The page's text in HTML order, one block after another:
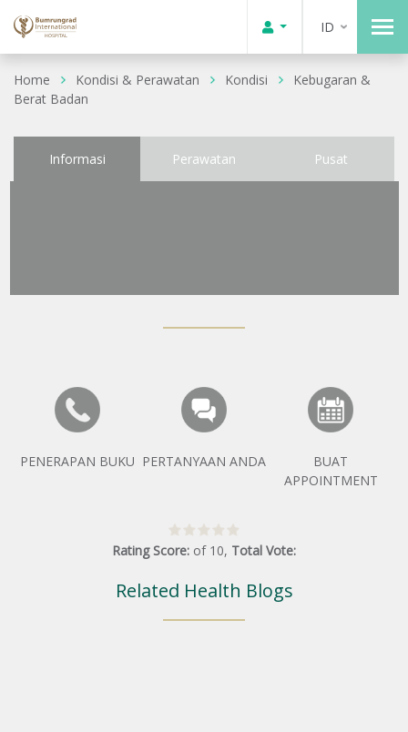
ID
Home Kondisi & Perawatan Kondisi
Kebugaran &
Berat Badan
Informasi Perawatan Pusat
PENERAPAN BUKU PERTANYAAN ANDA
BUAT
APPOINTMENT
Rating Score: of 10, Total Vote:
Related Health Blogs